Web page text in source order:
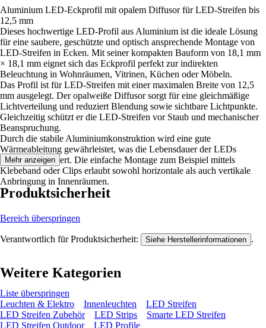
Aluminium LED-Eckprofil mit opalem Diffusor für LED-Streifen bis
12,5 mm
Dieses hochwertige LED-Profil aus Aluminium ist die ideale Lösung
für eine saubere, geschützte und optisch ansprechende Montage von
LED-Streifen in Ecken. Mit seiner kompakten Bauform von 18,1 mm
× 18,1 mm eignet sich das Eckprofil perfekt zur indirekten
Beleuchtung in Wohnräumen, Vitrinen, Küchen oder Möbeln.
Das Profil ist für LED-Streifen mit einer maximalen Breite von 12,5
mm ausgelegt. Der opalweiße Diffusor sorgt für eine gleichmäßige
Lichtverteilung und reduziert Blendung sowie sichtbare Lichtpunkte.
Gleichzeitig schützt er die LED-Streifen vor Staub und mechanischer
Beanspruchung.
Durch die stabile Aluminiumkonstruktion wird eine gute
Wärmeableitung gewährleistet, was die Lebensdauer der LEDs
deutlich verlängert. Die einfache Montage zum Beispiel mittels
Klebeband oder Clips erlaubt sowohl horizontale als auch vertikale
Anbringung in Innenräumen.
Mehr anzeigen
Produktsicherheit
Bereich überspringen
Verantwortlich für Produktsicherheit: Siehe Herstellerinformationen .
Weitere Kategorien
Liste überspringen
Leuchten & Elektro
Innenleuchten
LED Streifen
LED Streifen Zubehör
LED Strips
Smarte LED Streifen
LED Streifen Outdoor
LED Profile